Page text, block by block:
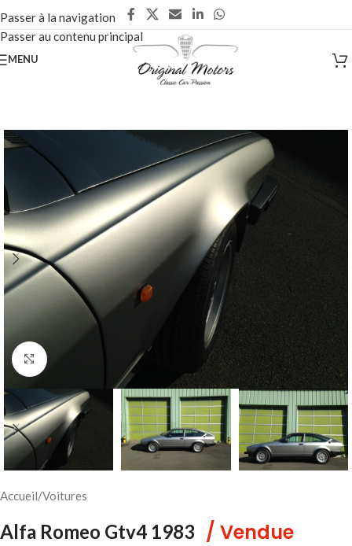
Passer à la navigation
Passer au contenu principal
MENU
Cliquez pour agrandir
Accueil/Voitures
Alfa Romeo Gtv4 1983 / Vendue